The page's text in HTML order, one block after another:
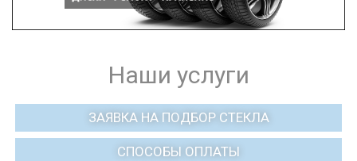
Наши услуги
ЗАЯВКА НА ПОДБОР СТЕКЛА
СПОСОБЫ ОПЛАТЫ